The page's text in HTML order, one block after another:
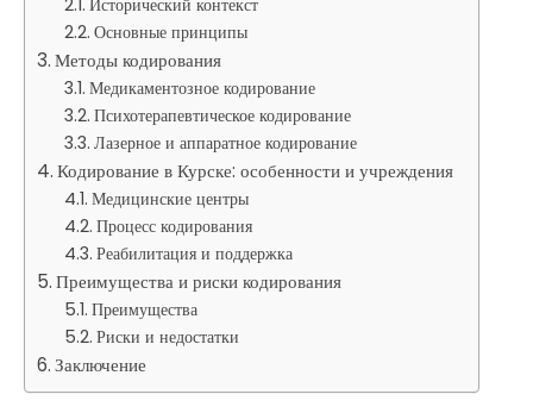
Основные принципы
Методы кодирования
Медикаментозное кодирование
Психотерапевтическое кодирование
Лазерное и аппаратное кодирование
Кодирование в Курске: особенности и учреждения
Медицинские центры
Процесс кодирования
Реабилитация и поддержка
Преимущества и риски кодирования
Преимущества
Риски и недостатки
Заключение